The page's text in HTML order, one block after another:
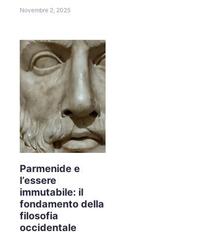
Novembre 2, 2025
Parmenide e
l’essere
immutabile: il
fondamento della
filosofia
occidentale